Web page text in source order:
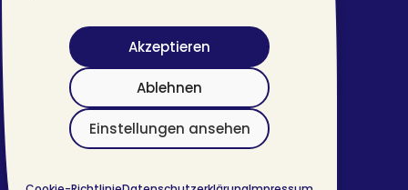
Akzeptieren
Ablehnen
Einstellungen ansehen
Barrierefreiheit
Impressum
Datenschutzerklärung
©2026 #transjugend